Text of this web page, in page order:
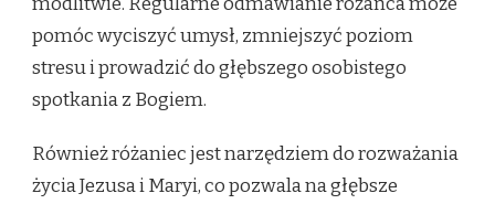
pomóc wyciszyć umysł, zmniejszyć poziom
stresu i prowadzić do głębszego osobistego
spotkania z Bogiem.
Również różaniec jest narzędziem do rozważania
życia Jezusa i Maryi, co pozwala na głębsze